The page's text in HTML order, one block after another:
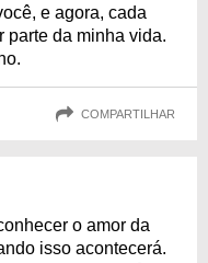
e agora, cada
parte da minha vida.
COMPARTILHAR
o amor da
isso acontecerá.